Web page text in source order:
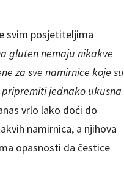
svim posjetiteljima
gluten nemaju nikakve
za sve namirnice koje su
jednako ukusna
vrlo lako doći do
namirnica, a njihova
opasnosti da čestice